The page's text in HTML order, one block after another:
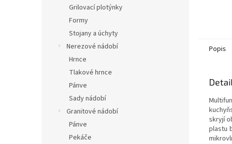
Grilovací plotýnky
Formy
Stojany a úchyty
Nerezové nádobí
Hrnce
Tlakové hrnce
Pánve
Sady nádobí
Granitové nádobí
Pánve
Pekáče
Popis
skryjí
plastu